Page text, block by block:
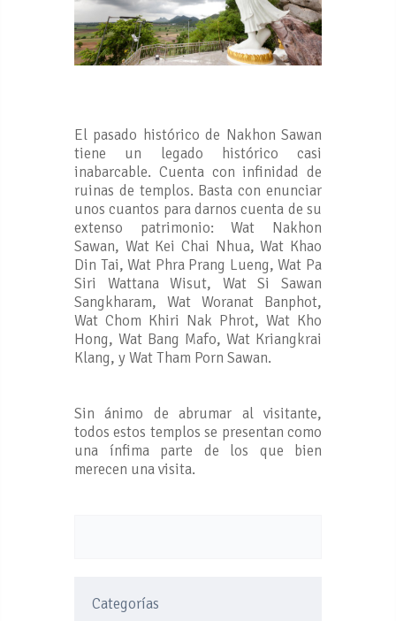
El pasado histórico de Nakhon Sawan
tiene un legado histórico casi
inabarcable. Cuenta con infinidad de
ruinas de templos. Basta con enunciar
unos cuantos para darnos cuenta de su
extenso patrimonio: Wat Nakhon
Sawan, Wat Kei Chai Nhua, Wat Khao
Din Tai, Wat Phra Prang Lueng, Wat Pa
Siri Wattana Wisut, Wat Si Sawan
Sangkharam, Wat Woranat Banphot,
Wat Chom Khiri Nak Phrot, Wat Kho
Hong, Wat Bang Mafo, Wat Kriangkrai
Klang, y Wat Tham Porn Sawan.
Sin ánimo de abrumar al visitante,
todos estos templos se presentan como
una ínfima parte de los que bien
merecen una visita.
Categorías